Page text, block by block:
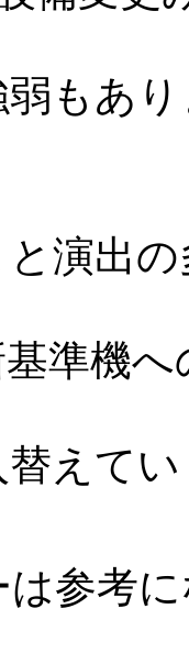
もあ
演出
準機
えて
参考